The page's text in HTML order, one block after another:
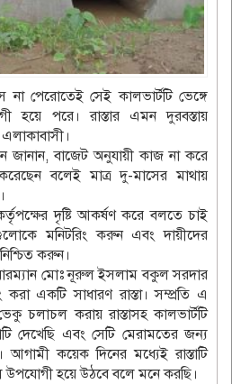
না পেরোতেই সেই কালভার্টটি ভেঙ্গে
হয়ে পরে। রাস্তার এমন দুরবস্তায়
জানান, বাজেট অনুযায়ী কাজ না করে
বলেই মাত্র দু-মাসের মাথায়
দৃষ্টি আকর্ষণ করে বলতে চাই
মনিটরিং করুন এবং দায়ীদের
করুন।
মোঃ নূরুল ইসলাম বকুল সরদার
একটি সাধারণ রাস্তা। সম্প্রতি এ
চলাচল করায় রাস্তাসহ কালভার্টটি
দেখেছি এবং সেটি মেরামতের জন্য
কয়েক দিনের মধ্যেই রাস্তাটি
উপযোগী হয়ে উঠবে বলে মনে করছি।